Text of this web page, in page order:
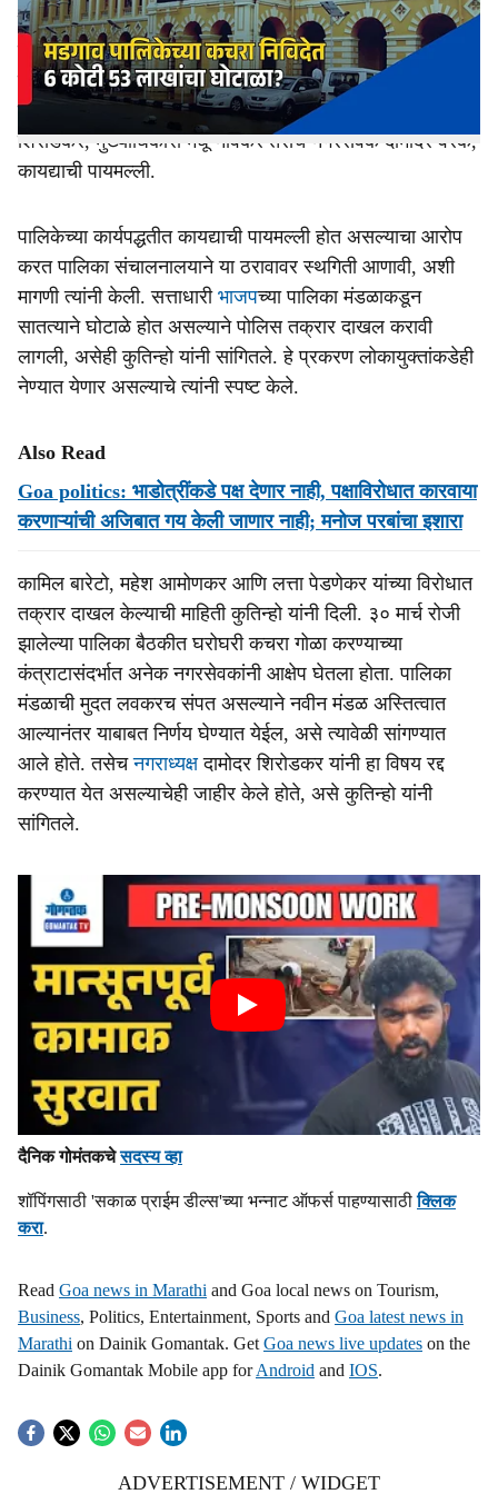
e
दाखल केली आहे. या प्रकरणाची सखोल चौकशी करून जबाबदार
सर्वांवर गुन्हा नोंद करावा, अशी मागणी त्यांनी केली आहे.पालिकेकडून
सार्वजनिक निधीतील सुमारे ६ कोटी ५३ लाख रुपयांचा गैरव्यवहार
करण्याचा प्रयत्न होत असल्याचा आरोप करत नगराध्यक्ष दामोदर
शिरोडकर, मुख्याधिकारी मधू नार्वेकर तसेच नगरसेवक दामोदर वरक,
कायद्याची पायमल्ली.
पालिकेच्या कार्यपद्धतीत कायद्याची पायमल्ली होत असल्याचा आरोप
करत पालिका संचालनालयाने या ठरावावर स्थगिती आणावी, अशी
मागणी त्यांनी केली. सत्ताधारीभाजपच्या पालिका मंडळाकडून
सातत्याने घोटाळे होत असल्याने पोलिस तक्रार दाखल करावी
लागली, असेही कुतिन्हो यांनी सांगितले. हे प्रकरण लोकायुक्तांकडेही
नेण्यात येणार असल्याचे त्यांनी स्पष्ट केले.
Also Read
Goa politics: भाडोत्रींकडे पक्ष देणार नाही, पक्षाविरोधात कारवाया
करणाऱ्यांची अजिबात गय केली जाणार नाही; मनोज परबांचा इशारा
कामिल बारेटो, महेश आमोणकर आणि लत्ता पेडणेकर यांच्या विरोधात
तक्रार दाखल केल्याची माहिती कुतिन्हो यांनी दिली. ३० मार्च रोजी
झालेल्या पालिका बैठकीत घरोघरी कचरा गोळा करण्याच्या
कंत्राटासंदर्भात अनेक नगरसेवकांनी आक्षेप घेतला होता. पालिका
मंडळाची मुदत लवकरच संपत असल्याने नवीन मंडळ अस्तित्वात
आल्यानंतर याबाबत निर्णय घेण्यात येईल, असे त्यावेळी सांगण्यात
आले होते. तसेचनगराध्यक्षदामोदर शिरोडकर यांनी हा विषय रद्द
करण्यात येत असल्याचेही जाहीर केले होते, असे कुतिन्हो यांनी
सांगितले.
दैनिक गोमंतकचेसदस्य व्हा
शॉपिंगसाठी 'सकाळ प्राईम डील्स'च्या भन्नाट ऑफर्स पाहण्यासाठीक्लिक
करा.
Read Goa news in Marathi and Goa local news on Tourism,
Business, Politics, Entertainment, Sports and Goa latest news in
Marathi on Dainik Gomantak. Get Goa news live updates on the
Dainik Gomantak Mobile app forAndroid and IOS.
ADVERTISEMENT / WIDGET